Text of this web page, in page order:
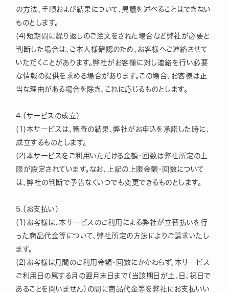
の方法、手順および結果について、異議を述べることはできない
ものとします。
(4)短期間に繰り返しのご注文をされた場合など弊社が必要と
判断した場合は、ご本人様確認のため、お客様へご連絡させて
いただくことがあります。弊社がお客様に対し連絡を行い必要
な情報の提供を求める場合があります。この場合、お客様は正
当な理由がある場合を除き、これに応じるものとします。
4.（サービスの成立）
(1)本サービスは、審査の結果、弊社がお申込を承諾した時に、
成立するものとします。
(2)本サービスをご利用いただける金額・回数は弊社所定の上
限が設定されています。なお、上記の上限金額・回数について
は、弊社の判断で予告なくいつでも変更できるものとします。
5.（お支払い）
(1)お客様は、本サービスのご利用による弊社が立替払いを行
った商品代金等について、弊社所定の方法によりご請求いたし
ます。
(2)お客様は月間のご利用金額・回数にかかわらず、本サービス
ご利用日の属する月の翌月末日まで（当該期日が土、日、祝日で
あることを問いません）の間に商品代金等を弊社にお支払いい